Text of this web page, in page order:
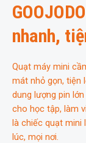
nhanh,
Quạt máy mini
mát nhỏ gọn, tiện
dung lượng pin
cho học tập, làm
là chiếc quạt mini
lúc, mọi nơi.